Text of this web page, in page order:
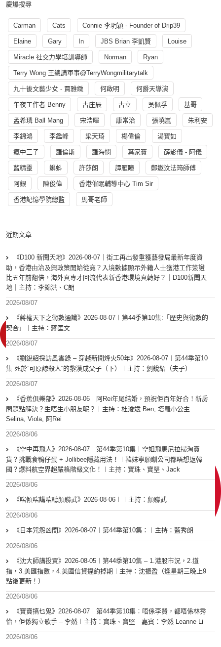
慶爆搜尋
Carman Cats Connie 李玥穎 - Founder of Drip39
Elaine Gary In JBS Brian 李凱賢 Louise
Miracle 社交力學培訓導師 Norman Ryan
Terry Wong 王總講軍事@TerryWongmilitarytalk
九十後文藝少女 - 賈雅緻 何啟明 何爵天導演
午夜工作者 Benny 古庄辰 古立 吳佩孚 基哥
孟希璘 Ball Mang 宋浩暉 康常治 張曉嵐 朱利安
李錦鴻 李鑑峰 梁天琦 楊偉倫 湯寳如
瘋中三子 羅倫斯 羅海憫 葉家寶 薛影儀 - 阿儀
藍精靈 蝌蚪 許莎朗 譚雁瞳 鄭遨汶法筠師傅
阿銀 陳俊偉 香港催眠輔導中心 Tim Sir
香港記憶學院總監 馬哥老師
近期文章
《D100 新聞天地》2026-08-07｜街工再出發重獲藝發局最新年度資
助，香港由治及興政策開始從寬？入境數據顯示外籍人士獲港工作簽證
比五年前翻倍，海外真專才回流代表新香港環境真轉好？｜D100新聞天
地｜主持：李錦洪、C朗
2026/08/07
《蔣權天下之術數通識》2026-08-07︱第44季第10集:「歴史與術數的
契合」｜主持：蔣匡文
2026/08/07
《劉銳紹採訪風雲錄 – 穿越新聞烽火50年》2026-08-07︱第44季第10
集 死於”可原諒殺人“的黎漢成父子（下）︱主持：劉銳紹（夫子）
2026/08/07
《香蕉俱樂部》2026-08-06︱阿Rei年尾結婚，預祝佢百年好合！新房
問題點解決？生唔生小朋友呢？︱主持：杜浚斌 Ben, 塔羅小公主
Selina, Viola, 阿Rei
2026/08/06
《空中再飛人》2026-08-07︱第44季第10集｜空姐飛馬尼拉掃淘寶
貨？挑戰食鴨仔蛋 + Jollibee隱藏用法！︱韓妹寧願瞓公司都唔想返韓
國？爆料航空界超嚴格階級文化！︱主持：寶珠、寶堅、Jack
2026/08/06
《啱傾啱講啱聽顏聯武》2026-08-06︱︱主持：顏聯武
2026/08/06
《日本咒怨凶間》2026-08-07︱第44季第10集：︱主持：藍秀朗
2026/08/06
《沈大師講投資》2026-08-05︱第44季第10集 – 1.港股市況，2.道
指，3.美匯指數，4.美國信貸違約掉期︱主持：沈振盈（逢星期三晚上9
點後更新！）
2026/08/06
《寶寶搞乜鬼》2026-08-07︱第44季第10集︰唔係李賢，都唔係林秀
怡，佢係獨立歌手 – 李然︱主持：寶珠、寶堅 嘉賓：李然 Leanne Li
2026/08/06